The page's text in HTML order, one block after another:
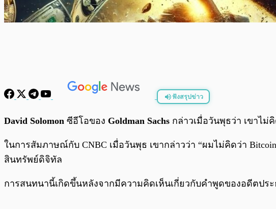
ฟังสรุปข่าว
พร้อมเล่น
David Solomon ซีอีโอของ Goldman Sachs กล่าวเมื่อวันพุธว่า เขาไม่
ในการสัมภาษณ์กับ CNBC เมื่อวันพุธ เขากล่าวว่า “ผมไม่คิดว่า
สินทรัพย์ดิจิทัล
การสนทนานี้เกิดขึ้นหลังจากมีความคิดเห็นเกี่ยวกับคำพูดของอดีตปร